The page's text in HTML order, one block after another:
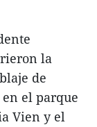
la
de
el parque
Vien y el